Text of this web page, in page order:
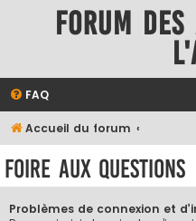
Forum
FAQ
Accueil du forum
Foire aux questions
Problèmes de connexion et